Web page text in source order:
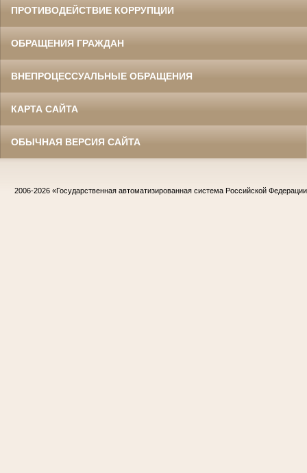
ПРОТИВОДЕЙСТВИЕ КОРРУПЦИИ
ОБРАЩЕНИЯ ГРАЖДАН
ВНЕПРОЦЕССУАЛЬНЫЕ ОБРАЩЕНИЯ
КАРТА САЙТА
ОБЫЧНАЯ ВЕРСИЯ САЙТА
2006-2026 «Государственная автоматизированная система Российской